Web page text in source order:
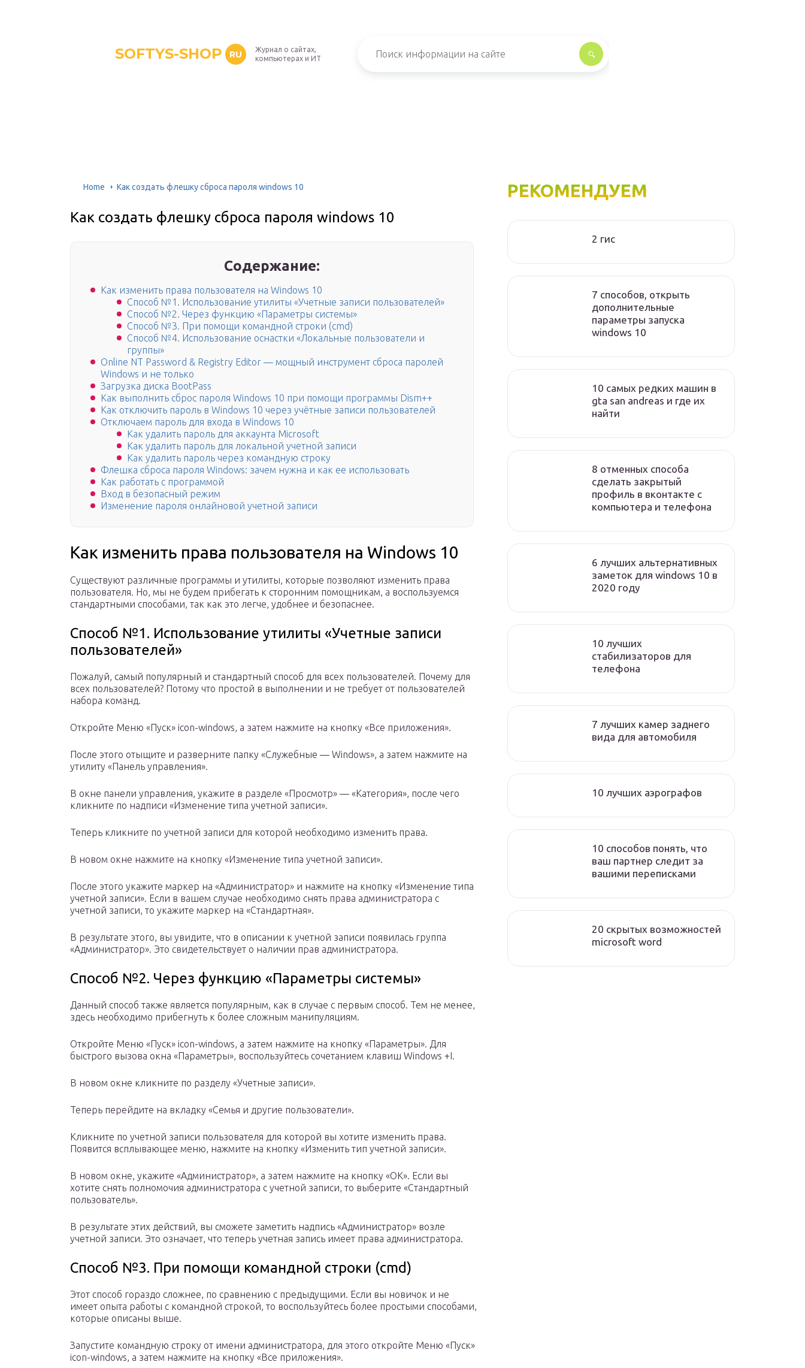
SOFTYS-SHOP RU
Журнал о сайтах,
компьютерах и ИТ
Home Как создать флешку сброса пароля windows 10
Как создать флешку сброса пароля windows 10
Содержание:
Как изменить права пользователя на Windows 10
Способ №1. Использование утилиты «Учетные записи пользователей»
Способ №2. Через функцию «Параметры системы»
Способ №3. При помощи командной строки (cmd)
Способ №4. Использование оснастки «Локальные пользователи и
группы»
Online NT Password & Registry Editor — мощный инструмент сброса паролей
Windows и не только
Загрузка диска BootPass
Как выполнить сброс пароля Windows 10 при помощи программы Dism++
Как отключить пароль в Windows 10 через учётные записи пользователей
Отключаем пароль для входа в Windows 10
Как удалить пароль для аккаунта Microsoft
Как удалить пароль для локальной учетной записи
Как удалить пароль через командную строку
Флешка сброса пароля Windows: зачем нужна и как ее использовать
Как работать с программой
Вход в безопасный режим
Изменение пароля онлайновой учетной записи
Как изменить права пользователя на Windows 10
Существуют различные программы и утилиты, которые позволяют изменить права
пользователя. Но, мы не будем прибегать к сторонним помощникам, а воспользуемся
стандартными способами, так как это легче, удобнее и безопаснее.
Способ №1. Использование утилиты «Учетные записи
пользователей»
Пожалуй, самый популярный и стандартный способ для всех пользователей. Почему для
всех пользователей? Потому что простой в выполнении и не требует от пользователей
набора команд.
Откройте Меню «Пуск» icon-windows, а затем нажмите на кнопку «Все приложения».
После этого отыщите и разверните папку «Служебные — Windows», а затем нажмите на
утилиту «Панель управления».
В окне панели управления, укажите в разделе «Просмотр» — «Категория», после чего
кликните по надписи «Изменение типа учетной записи».
Теперь кликните по учетной записи для которой необходимо изменить права.
В новом окне нажмите на кнопку «Изменение типа учетной записи».
После этого укажите маркер на «Администратор» и нажмите на кнопку «Изменение типа
учетной записи». Если в вашем случае необходимо снять права администратора с
учетной записи, то укажите маркер на «Стандартная».
В результате этого, вы увидите, что в описании к учетной записи появилась группа
«Администратор». Это свидетельствует о наличии прав администратора.
Способ №2. Через функцию «Параметры системы»
Данный способ также является популярным, как в случае с первым способ. Тем не менее,
здесь необходимо прибегнуть к более сложным манипуляциям.
Откройте Меню «Пуск» icon-windows, а затем нажмите на кнопку «Параметры». Для
быстрого вызова окна «Параметры», воспользуйтесь сочетанием клавиш Windows +I.
В новом окне кликните по разделу «Учетные записи».
Теперь перейдите на вкладку «Семья и другие пользователи».
Кликните по учетной записи пользователя для которой вы хотите изменить права.
Появится всплывающее меню, нажмите на кнопку «Изменить тип учетной записи».
В новом окне, укажите «Администратор», а затем нажмите на кнопку «OK». Если вы
хотите снять полномочия администратора с учетной записи, то выберите «Стандартный
пользователь».
В результате этих действий, вы сможете заметить надпись «Администратор» возле
учетной записи. Это означает, что теперь учетная запись имеет права администратора.
Способ №3. При помощи командной строки (cmd)
Этот способ гораздо сложнее, по сравнению с предыдущими. Если вы новичок и не
имеет опыта работы с командной строкой, то воспользуйтесь более простыми способами,
которые описаны выше.
Запустите командную строку от имени администратора, для этого откройте Меню «Пуск»
icon-windows, а затем нажмите на кнопку «Все приложения».
РЕКОМЕНДУЕМ
2 гис
7 способов, открыть
дополнительные
параметры запуска
windows 10
10 самых редких машин в
gta san andreas и где их
найти
8 отменных способа
сделать закрытый
профиль в вконтакте с
компьютера и телефона
6 лучших альтернативных
заметок для windows 10 в
2020 году
10 лучших
стабилизаторов для
телефона
7 лучших камер заднего
вида для автомобиля
10 лучших аэрографов
10 способов понять, что
ваш партнер следит за
вашими переписками
20 скрытых возможностей
microsoft word